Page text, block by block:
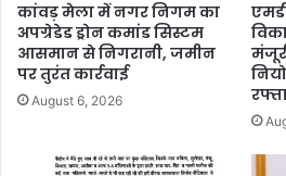
कांवड़ मेला में नगर निगम का
अपग्रेडेड ड्रोन कमांड सिस्टम
आसमान से निगरानी, जमीन
पर तुरंत कार्रवाई
August 6, 2026